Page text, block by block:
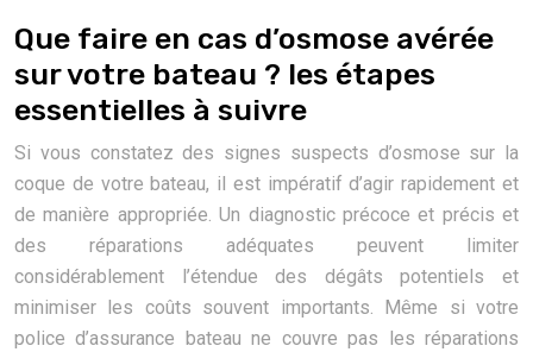
Que faire en cas d’osmose avérée
sur votre bateau ? les étapes
essentielles à suivre
Si vous constatez des signes suspects d’osmose sur la
coque de votre bateau, il est impératif d’agir rapidement et
de manière appropriée. Un diagnostic précoce et précis et
des réparations adéquates peuvent limiter
considérablement l’étendue des dégâts potentiels et
minimiser les coûts souvent importants. Même si votre
police d’assurance bateau ne couvre pas les réparations